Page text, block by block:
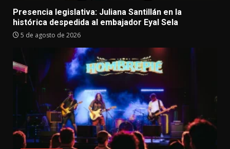
Presencia legislativa: Juliana Santillán en la
histórica despedida al embajador Eyal Sela
5 de agosto de 2026